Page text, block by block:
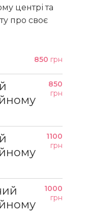
центрі та
про своє
850 грн
850
грн
1100
грн
1000
грн